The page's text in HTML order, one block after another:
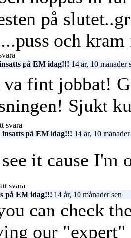
på
och
på EM idag!!! 14 år, 10 månader
fint jobbat!
Sjukt
svara
på EM idag!!! 14 år, 10 månader
it cause I'm
svara
på EM idag!!! 14 år, 10 månader sen
can check
our